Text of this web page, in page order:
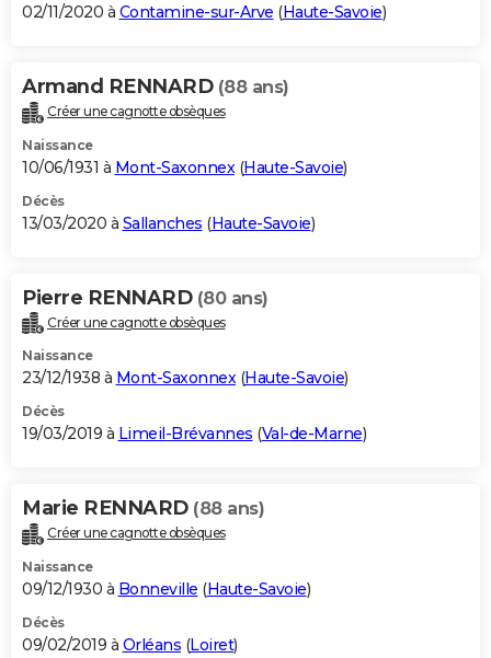
02/11/2020 à Contamine-sur-Arve (Haute-Savoie)
Armand RENNARD (88 ans)
Créer une cagnotte obsèques
Naissance
10/06/1931 à Mont-Saxonnex (Haute-Savoie)
Décès
13/03/2020 à Sallanches (Haute-Savoie)
Pierre RENNARD (80 ans)
Créer une cagnotte obsèques
Naissance
23/12/1938 à Mont-Saxonnex(Haute-Savoie)
Décès
19/03/2019 à Limeil-Brévannes (Val-de-Marne)
Marie RENNARD (88 ans)
Créer une cagnotte obsèques
Naissance
09/12/1930 à Bonneville (Haute-Savoie)
Décès
09/02/2019 à Orléans (Loiret)